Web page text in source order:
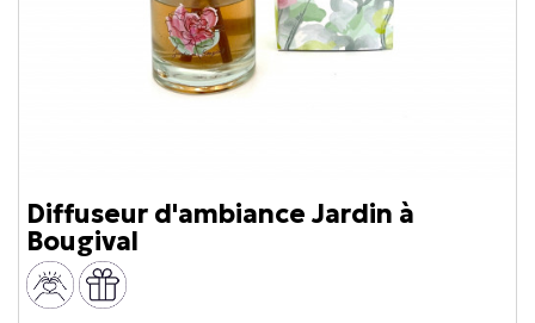
Diffuseur d'ambiance Jardin à
Bougival